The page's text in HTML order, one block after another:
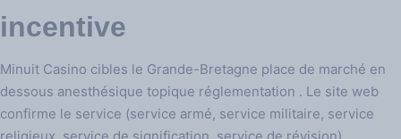
incentive
Minuit Casino cibles le Grande-Bretagne place de marché en
dessous anesthésique topique réglementation . Le site web
confirme le service (service armé, service militaire, service
religieux, service de signification, service de révision)